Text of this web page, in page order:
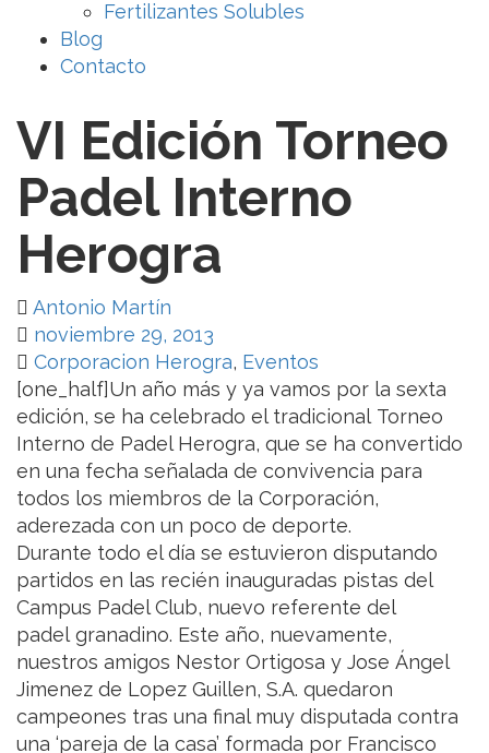
Fertilizantes Solubles
Blog
Contacto
VI Edición Torneo
Padel Interno
Herogra
Antonio Martín
noviembre 29, 2013
Corporacion Herogra, Eventos
[one_half]Un año más y ya vamos por la sexta
edición, se ha celebrado el tradicional Torneo
Interno de Padel Herogra, que se ha convertido
en una fecha señalada de convivencia para
todos los miembros de la Corporación,
aderezada con un poco de deporte.
Durante todo el día se estuvieron disputando
partidos en las recién inauguradas pistas del
Campus Padel Club, nuevo referente del
padel granadino. Este año, nuevamente,
nuestros amigos Nestor Ortigosa y Jose Ángel
Jimenez de Lopez Guillen, S.A. quedaron
campeones tras una final muy disputada contra
una ‘pareja de la casa’ formada por Francisco